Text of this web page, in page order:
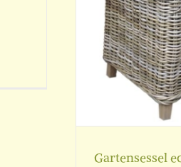
Gartensessel